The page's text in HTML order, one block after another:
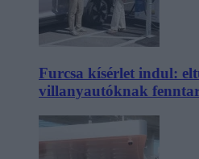
Furcsa kísérlet indul:
villanyautóknak